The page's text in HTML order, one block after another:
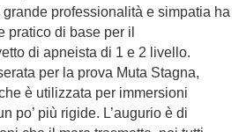
professionalità e simpatia ha
pratico di base per il
di apneista di 1 e 2 livello.
per la prova Muta Stagna,
è utilizzata per immersioni
po’ più rigide. L’augurio è di